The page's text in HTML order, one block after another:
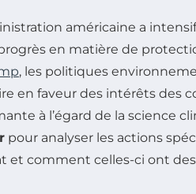
américaine a
en matière de
, les politiques
en faveur des intérêts des
à l’égard de la science
pour analyser les actions
et comment celles-ci ont